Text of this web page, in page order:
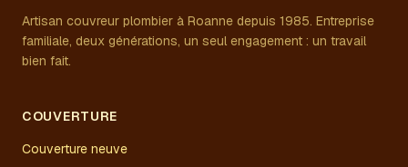
Artisan couvreur plombier à Roanne depuis 1985. Entreprise
familiale, deux générations, un seul engagement : un travail
bien fait.
COUVERTURE
Couverture neuve